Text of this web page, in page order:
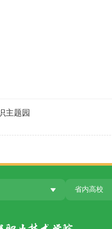
识主题园